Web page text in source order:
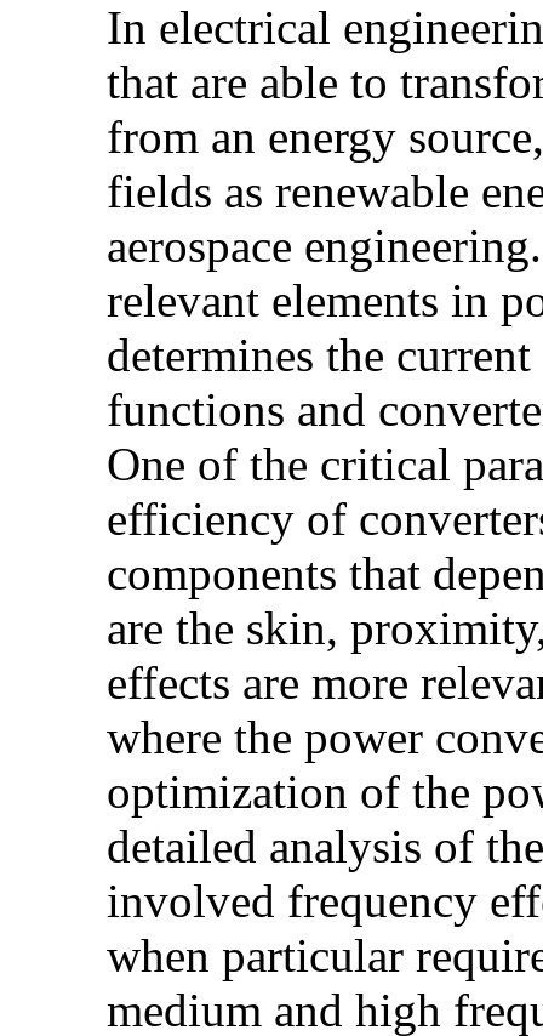
In electrical
that are able to
from an energy
fields as renewable
aerospace
relevant elements in
determines the
functions and
One of the critical
efficiency of
components that
are the skin,
effects are more
where the power
optimization of the
detailed analysis of
involved frequency
when particular
medium and high